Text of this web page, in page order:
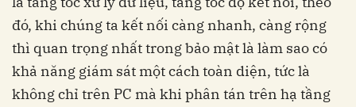
đó, khi chúng ta kết nối càng nhanh, càng rộng
thì quan trọng nhất trong bảo mật là làm sao có
khả năng giám sát một cách toàn diện, tức là
không chỉ trên PC mà khi phân tán trên hạ tầng